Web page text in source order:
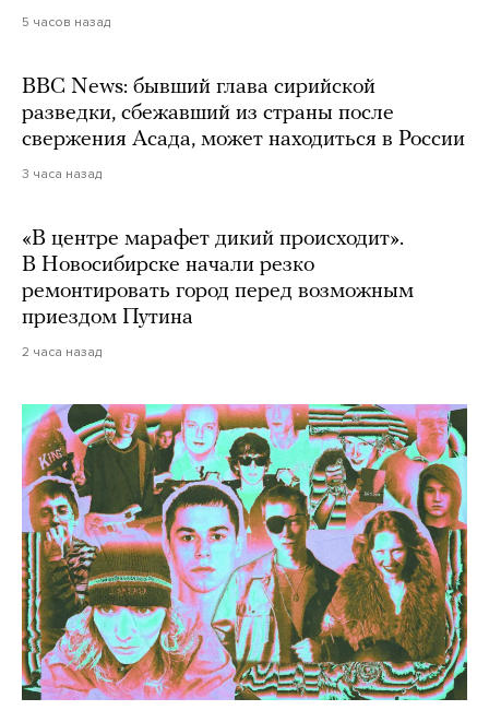
5 часов назад
BBC News: бывший глава сирийской
разведки, сбежавший из страны после
свержения Асада, может находиться в России
3 часа назад
«В центре марафет дикий происходит».
В Новосибирске начали резко
ремонтировать город перед возможным
приездом Путина
2 часа назад